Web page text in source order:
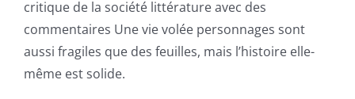
critique de la société littérature avec des
commentaires Une vie volée personnages sont
aussi fragiles que des feuilles, mais l’histoire elle-
même est solide.